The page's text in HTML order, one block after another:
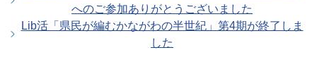
へのご参加ありがとうございました
Lib活「県民が編むかながわの半世紀」第4期が終了しま
した